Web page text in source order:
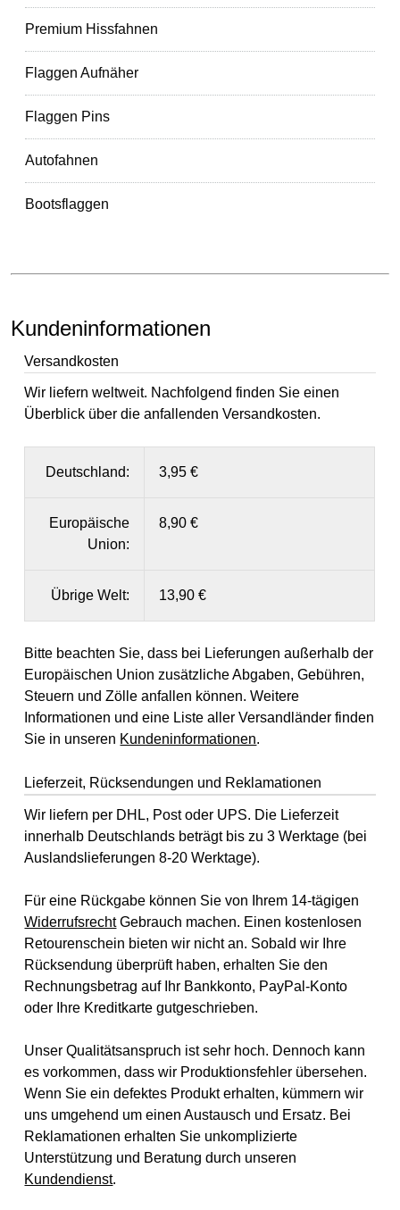
Premium Hissfahnen
Flaggen Aufnäher
Flaggen Pins
Autofahnen
Bootsflaggen
Kundeninformationen
Versandkosten
Wir liefern weltweit. Nachfolgend finden Sie einen
Überblick über die anfallenden Versandkosten.
Deutschland: 3,95 €
Europäische
Union:
8,90 €
Übrige Welt: 13,90 €
Bitte beachten Sie, dass bei Lieferungen außerhalb der
Europäischen Union zusätzliche Abgaben, Gebühren,
Steuern und Zölle anfallen können. Weitere
Informationen und eine Liste aller Versandländer finden
Sie in unseren Kundeninformationen.
Lieferzeit, Rücksendungen und Reklamationen
Wir liefern per DHL, Post oder UPS. Die Lieferzeit
innerhalb Deutschlands beträgt bis zu 3 Werktage (bei
Auslandslieferungen 8-20 Werktage).
Für eine Rückgabe können Sie von Ihrem 14-tägigen
WiderrufsrechtGebrauch machen. Einen kostenlosen
Retourenschein bieten wir nicht an. Sobald wir Ihre
Rücksendung überprüft haben, erhalten Sie den
Rechnungsbetrag auf Ihr Bankkonto, PayPal-Konto
oder Ihre Kreditkarte gutgeschrieben.
Unser Qualitätsanspruch ist sehr hoch. Dennoch kann
es vorkommen, dass wir Produktionsfehler übersehen.
Wenn Sie ein defektes Produkt erhalten, kümmern wir
uns umgehend um einen Austausch und Ersatz. Bei
Reklamationen erhalten Sie unkomplizierte
Unterstützung und Beratung durch unseren
Kundendienst.